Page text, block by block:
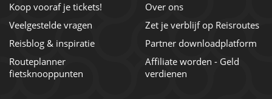
Koop vooraf je tickets!
Veelgestelde vragen
Reisblog & inspiratie
Routeplanner
fietsknooppunten
Over ons
Zet je verblijf op Reisroutes
Partner downloadplatform
Affiliate worden - Geld
verdienen